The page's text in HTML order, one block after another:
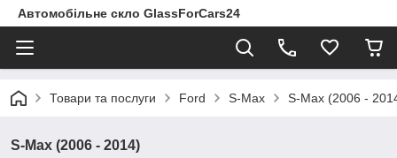
Автомобільне скло GlassForCars24
Товари та послуги Ford S-Max S-Max (2006 -
S-Max (2006 - 2014)